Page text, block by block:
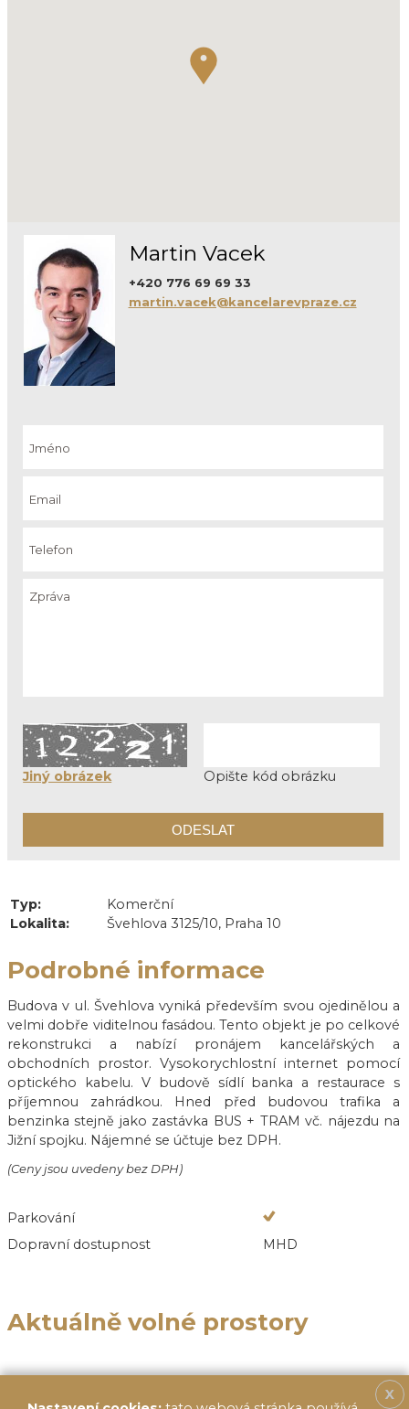
Martin Vacek
+420 776 69 69 33
martin.vacek@kancelarevpraze.cz
Jiný obrázek Opište kód obrázku
Typ:
Komerční
Lokalita:
Švehlova 3125/10, Praha 10
Podrobné informace
Budova v ul. Švehlova vyniká především svou ojedinělou a
velmi dobře viditelnou fasádou. Tento objekt je po celkové
rekonstrukci a nabízí pronájem kancelářských a
obchodních prostor. Vysokorychlostní internet pomocí
optického kabelu. V budově sídlí banka a restaurace s
příjemnou zahrádkou. Hned před budovou trafika a
benzinka stejně jako zastávka BUS + TRAM vč. nájezdu na
Jižní spojku. Nájemné se účtuje bez DPH.
(Ceny jsou uvedeny bez DPH)
Parkování
Dopravní dostupnost
MHD
Aktuálně volné prostory
X